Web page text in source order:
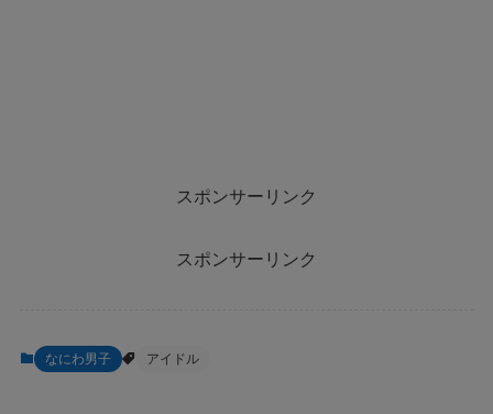
スポンサーリンク
スポンサーリンク
なにわ男子 アイドル